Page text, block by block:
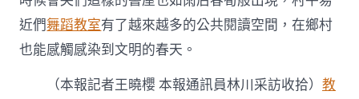
近們舞蹈教室有了越來越多的公共閱讀空間，在鄉村
也能感觸感染到文明的春天。
（本報記者王曉櫻 本報通訊員林川采訪收拾）教